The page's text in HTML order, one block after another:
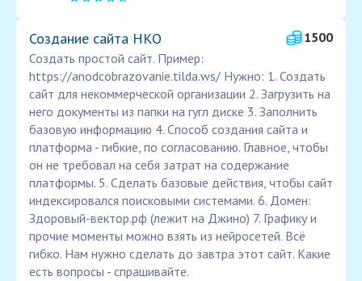
Создание сайта НКО
1500
Создать простой сайт. Пример:
https://anodcobrazovanie.tilda.ws/ Нужно: 1. Создать
сайт для некоммерческой организации 2. Загрузить на
него документы из папки на гугл диске 3. Заполнить
базовую информацию 4. Способ создания сайта и
платформа - гибкие, по согласованию. Главное, чтобы
он не требовал на себя затрат на содержание
платформы. 5. Сделать базовые действия, чтобы сайт
индексировался поисковыми системами. 6. Домен:
Здоровый-вектор.рф (лежит на Джино) 7. Графику и
прочие моменты можно взять из нейросетей. Всё
гибко. Нам нужно сделать до завтра этот сайт. Какие
есть вопросы - спрашивайте.